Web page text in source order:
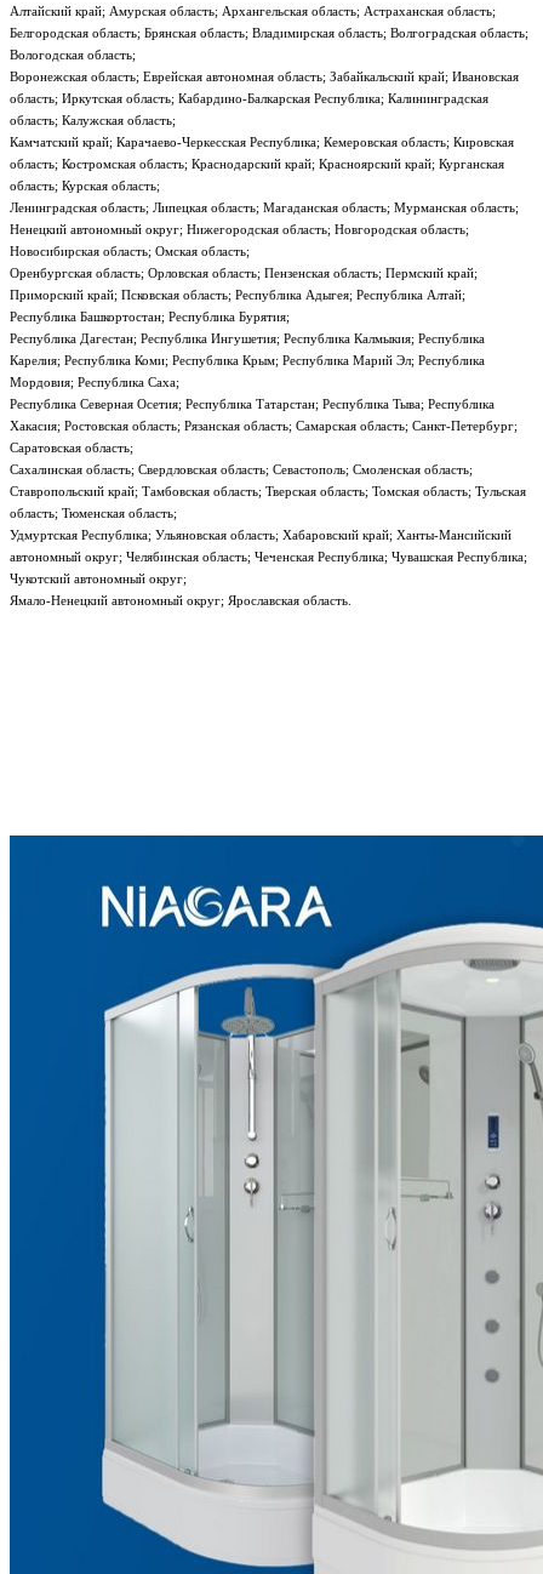
Алтайский край; Амурская область; Архангельская область; Астраханская область;
Белгородская область; Брянская область; Владимирская область; Волгоградская область;
Вологодская область;
Воронежская область; Еврейская автономная область; Забайкальский край; Ивановская
область; Иркутская область; Кабардино-Балкарская Республика; Калининградская
область; Калужская область;
Камчатский край; Карачаево-Черкесская Республика; Кемеровская область; Кировская
область; Костромская область; Краснодарский край; Красноярский край; Курганская
область; Курская область;
Ленинградская область; Липецкая область; Магаданская область; Мурманская область;
Ненецкий автономный округ; Нижегородская область; Новгородская область;
Новосибирская область; Омская область;
Оренбургская область; Орловская область; Пензенская область; Пермский край;
Приморский край; Псковская область; Республика Адыгея; Республика Алтай;
Республика Башкортостан; Республика Бурятия;
Республика Дагестан; Республика Ингушетия; Республика Калмыкия; Республика
Карелия; Республика Коми; Республика Крым; Республика Марий Эл; Республика
Мордовия; Республика Саха;
Республика Северная Осетия; Республика Татарстан; Республика Тыва; Республика
Хакасия; Ростовская область; Рязанская область; Самарская область; Санкт-Петербург;
Саратовская область;
Сахалинская область; Свердловская область; Севастополь; Смоленская область;
Ставропольский край; Тамбовская область; Тверская область; Томская область; Тульская
область; Тюменская область;
Удмуртская Республика; Ульяновская область; Хабаровский край; Ханты-Мансийский
автономный округ; Челябинская область; Чеченская Республика; Чувашская Республика;
Чукотский автономный округ;
Ямало-Ненецкий автономный округ; Ярославская область.